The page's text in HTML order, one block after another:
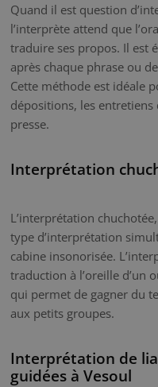
Quand il est question
l’interprète attend que
traduire ses propos. Il est
après chaque phrase ou
Cette méthode est idéale
dépositions, les entretiens
presse.
Interprétation
L’interprétation
type d’interprétation
cabine insonorisée.
traduction à l’oreille d’un
qui permet de gagner du
aux petits groupes.
Interprétation de
guidées à Vesoul